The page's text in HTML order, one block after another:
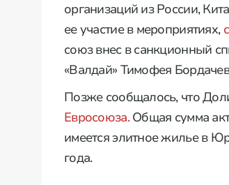
организаций из России,
ее участие в мероприятиях,
союз внес в санкционный
«Валдай» Тимофея
Позже сообщалось, что
Евросоюза.Общая сумма
имеется элитное жилье в
года.